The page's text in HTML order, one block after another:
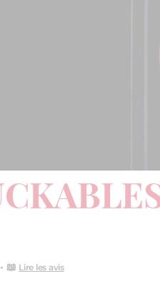
📖 Lire les avis